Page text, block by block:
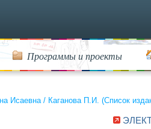
Программы и проекты
Исаевна/ Каганова П.И. (Список